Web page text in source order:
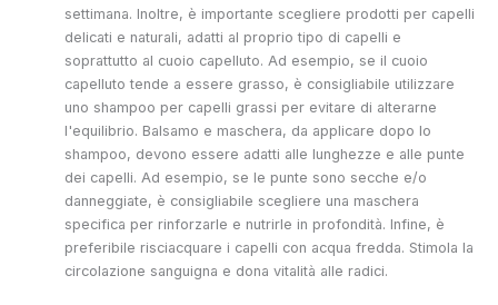
settimana. Inoltre, è importante scegliere prodotti per capelli
delicati e naturali, adatti al proprio tipo di capelli e
soprattutto al cuoio capelluto. Ad esempio, se il cuoio
capelluto tende a essere grasso, è consigliabile utilizzare
uno shampoo per capelli grassi per evitare di alterarne
l'equilibrio. Balsamo e maschera, da applicare dopo lo
shampoo, devono essere adatti alle lunghezze e alle punte
dei capelli. Ad esempio, se le punte sono secche e/o
danneggiate, è consigliabile scegliere una maschera
specifica per rinforzarle e nutrirle in profondità. Infine, è
preferibile risciacquare i capelli con acqua fredda. Stimola la
circolazione sanguigna e dona vitalità alle radici.